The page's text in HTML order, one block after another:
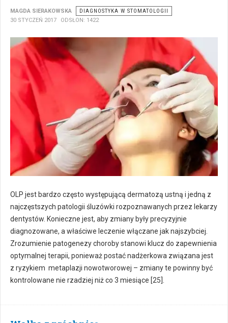
MAGDA SIERAKOWSKA
DIAGNOSTYKA W STOMATOLOGII
30 STYCZEŃ 2017
ODSŁON: 1422
OLP jest bardzo często występującą dermatozą ustną i jedną z
najczęstszych patologii śluzówki rozpoznawanych przez lekarzy
dentystów. Konieczne jest, aby zmiany były precyzyjnie
diagnozowane, a właściwe leczenie włączane jak najszybciej.
Zrozumienie patogenezy choroby stanowi klucz do zapewnienia
optymalnej terapii, ponieważ postać nadżerkowa związana jest
z ryzykiem metaplazji nowotworowej – zmiany te powinny być
kontrolowane nie rzadziej niż co 3 miesiące [25].